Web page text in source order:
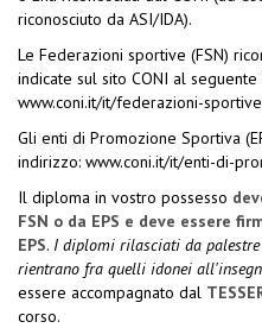
riconosciuto da ASI/IDA).
Le Federazioni sportive (FSN)
indicate sul sito CONI al
www.coni.it/it/federazioni-
Gli enti di Promozione Sportiva
indirizzo: www.coni.it/it/enti-di-
Il diploma in vostro possesso
FSN o da EPS e deve essere
EPS. I diplomi rilasciati da
rientrano fra quelli idonei
essere accompagnato dal
corso.